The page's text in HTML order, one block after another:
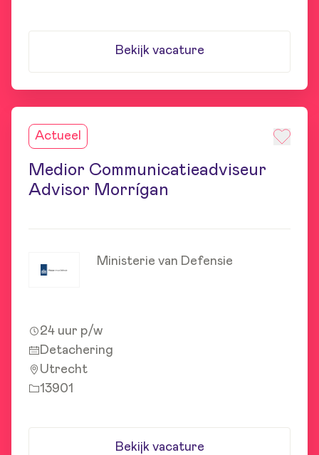
Bekijk vacature
Actueel
Medior Communicatieadviseur
Advisor Morrígan
Ministerie van Defensie
24 uur p/w
13901
Detachering
Utrecht
Bekijk vacature